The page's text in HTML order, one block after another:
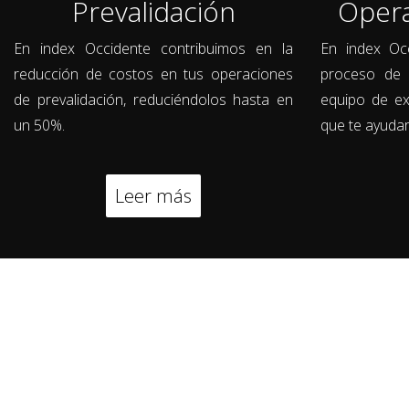
Prevalidación
En index Occidente contribuimos en la
reducción de costos en tus operaciones
de prevalidación, reduciéndolos hasta en
un 50%.
Leer más
En index
proceso de
equipo de
que te